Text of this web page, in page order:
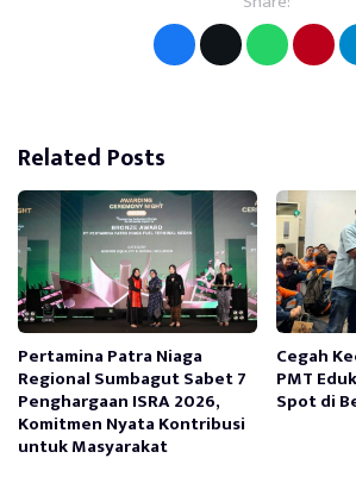
Related Posts
Pertamina Patra Niaga
Regional Sumbagut Sabet 7
Penghargaan ISRA 2026,
Komitmen Nyata Kontribusi
untuk Masyarakat
Cegah
PMT
Spot di